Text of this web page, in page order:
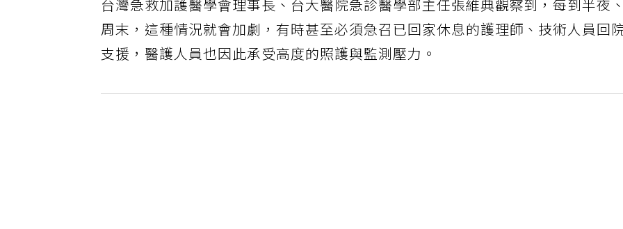
台灣急救加護醫學會理事長、台大醫院急診醫學部主任張維典觀察到，每到半夜
周末，這種情況就會加劇，有時甚至必須急召已回家休息的護理師、技術人員回
支援，醫護人員也因此承受高度的照護與監測壓力。